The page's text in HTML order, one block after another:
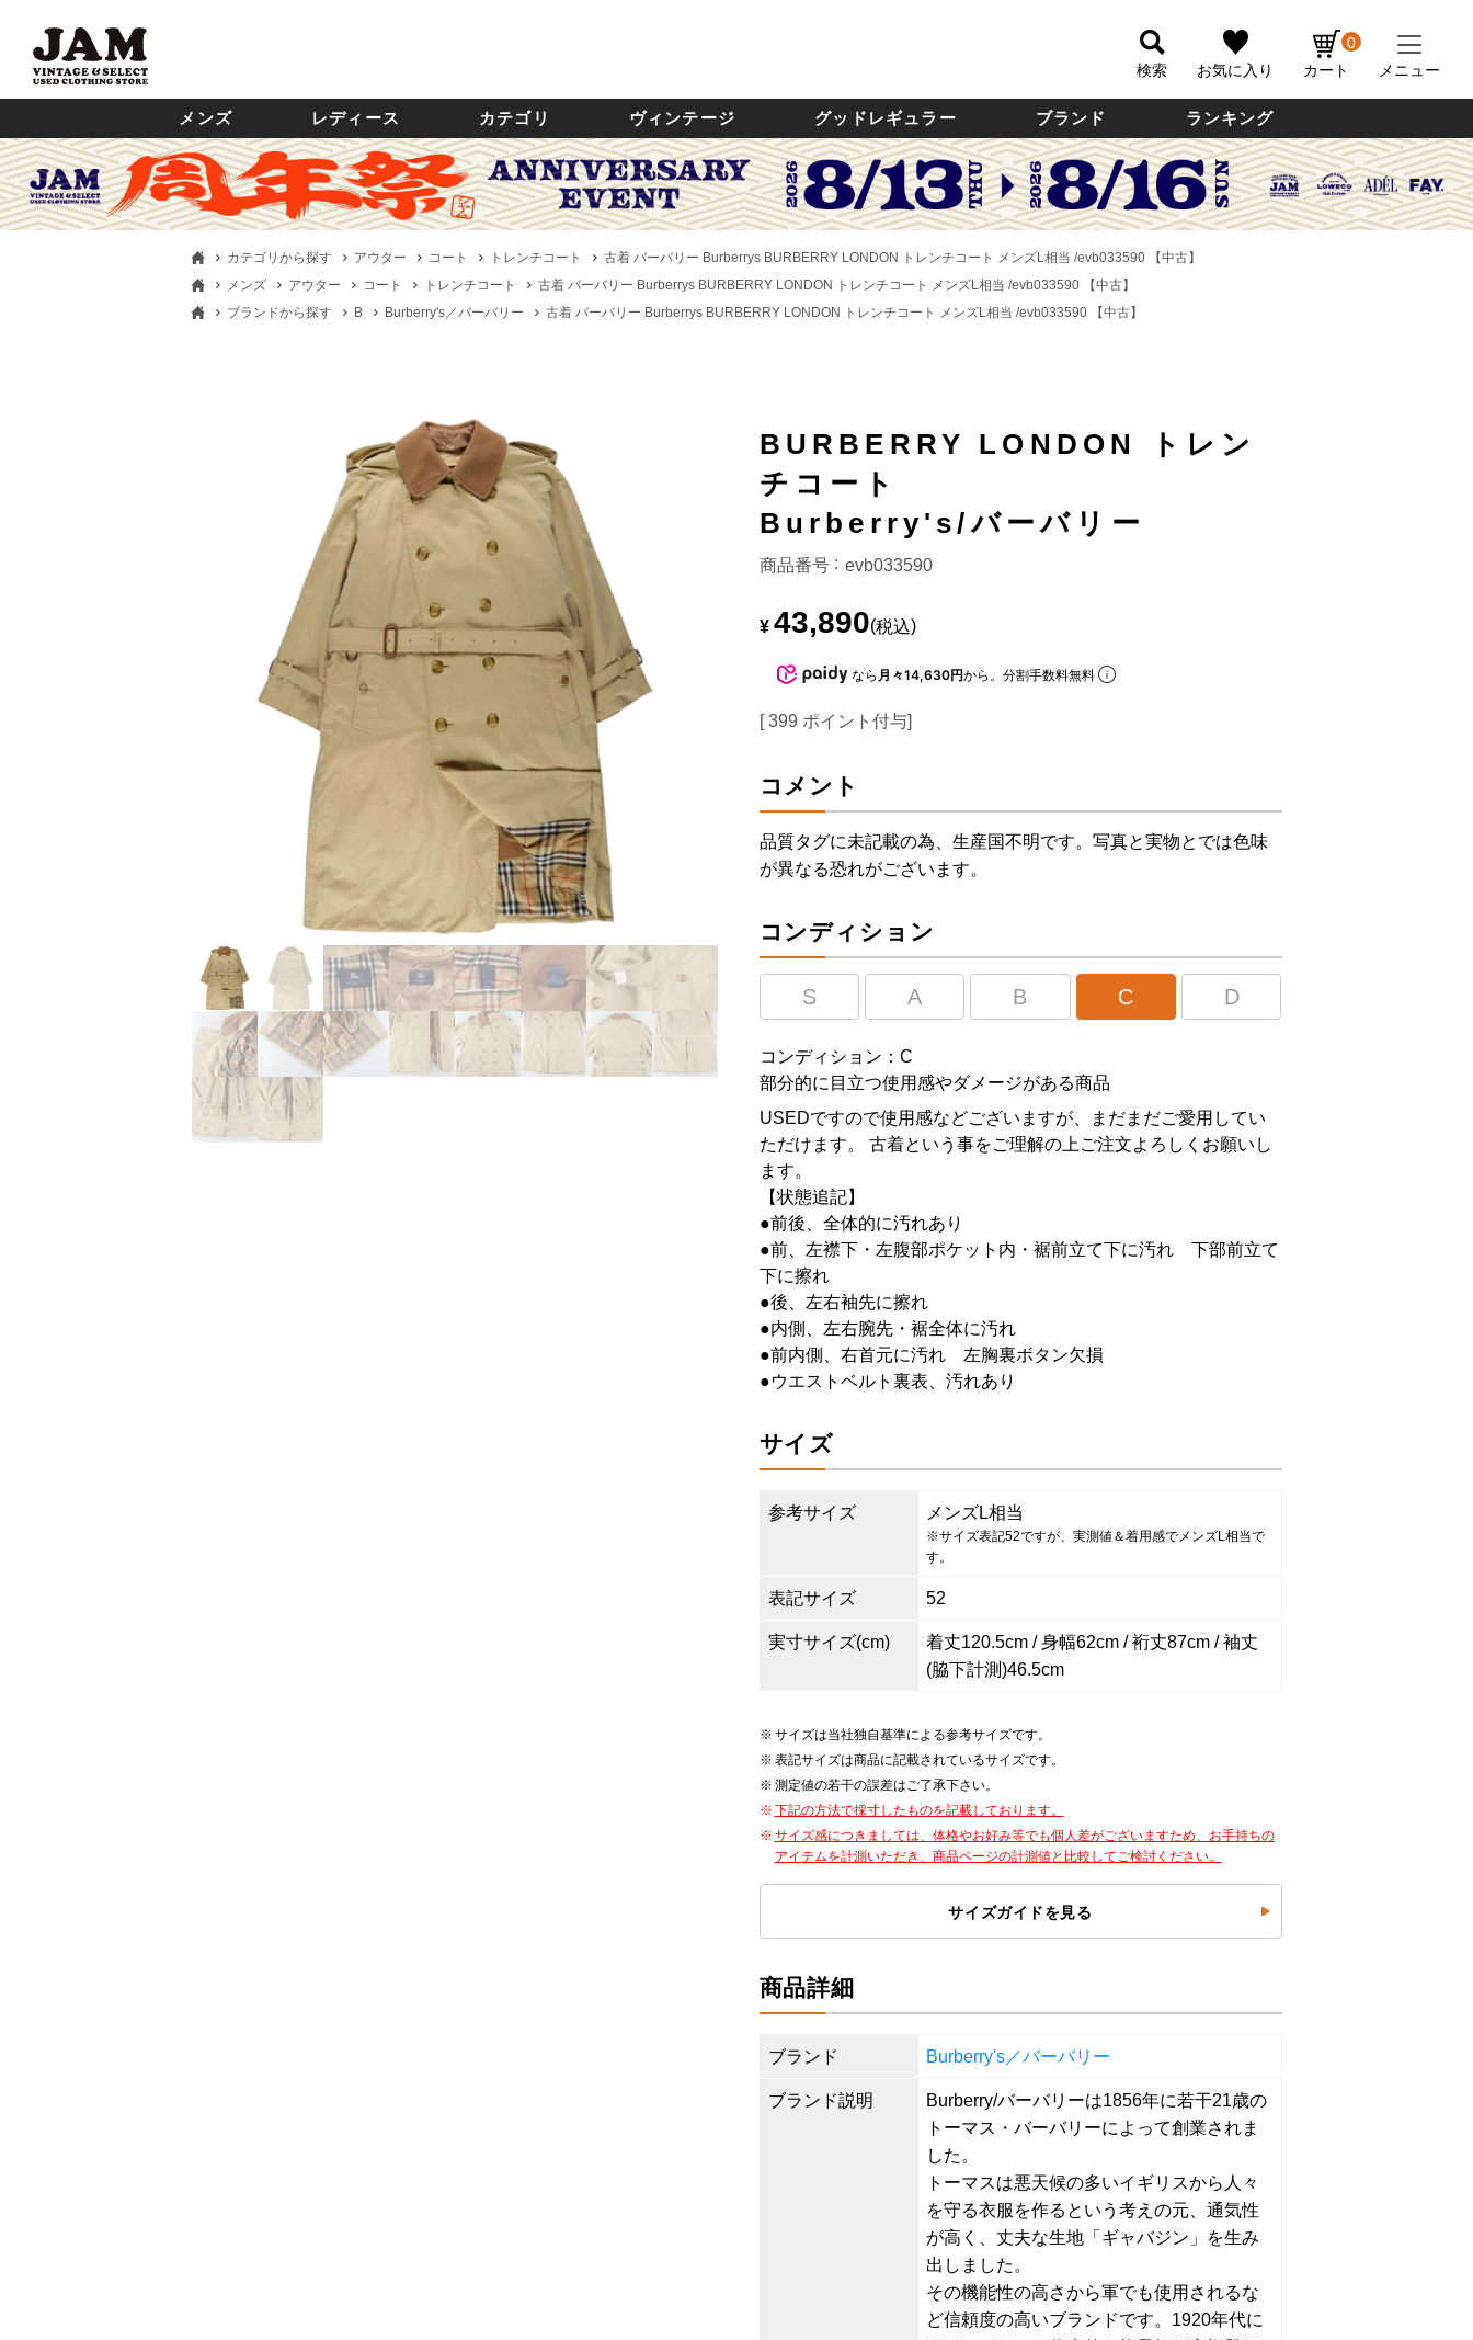
検索 お気に入り カート
0
メニュー
メンズ レディース カテゴリ ヴィンテージ グッドレギュラー ブランド ランキング
カテゴリから探す アウター コート トレンチコート
古着 バーバリー Burberrys BURBERRY LONDON トレンチコート メンズL相当 /evb033590 【中古】
メンズ
アウター コート トレンチコート
古着 バーバリー Burberrys BURBERRY LONDON トレンチコート メンズL相当 /evb033590 【中古】
ブランドから探す
B Burberry's／バーバリー 古着 バーバリー Burberrys BURBERRY LONDON トレンチコート メンズL相当 /evb033590 【中古】
BURBERRY LONDON トレン
チコート
Burberry's/バーバリー
商品番号 evb033590
¥ 43,890 税込
なら 月々14,630円から。分割手数料無料
[ 399 ポイント付与]
コメント
品質タグに未記載の為、生産国不明です。写真と実物とでは色味
が異なる恐れがございます。
コンディション
S A B C D
コンディション：C
部分的に目立つ使用感やダメージがある商品
USEDですので使用感などございますが、まだまだご愛用してい
ただけます。 古着という事をご理解の上ご注文よろしくお願いし
ます。
【状態追記】
●前後、全体的に汚れあり
●前、左襟下・左腹部ポケット内・裾前立て下に汚れ 下部前立て
下に擦れ
●後、左右袖先に擦れ
●内側、左右腕先・裾全体に汚れ
●前内側、右首元に汚れ 左胸裏ボタン欠損
●ウエストベルト裏表、汚れあり
サイズ
参考サイズ メンズL相当
※サイズ表記52ですが、実測値＆着用感でメンズL相当で
す。
表記サイズ 52
実寸サイズ(cm)
着丈120.5cm / 身幅62cm / 裄丈87cm / 袖丈
(脇下計測)46.5cm
サイズは当社独自基準による参考サイズです。
表記サイズは商品に記載されているサイズです。
測定値の若干の誤差はご了承下さい。
下記の方法で採寸したものを記載しております。
サイズ感につきましては、体格やお好み等でも個人差がございますため、お手持ちの
アイテムを計測いただき、商品ページの計測値と比較してご検討ください。
サイズガイドを見る
商品詳細
ブランド Burberry's／バーバリー
ブランド説明
Burberry/バーバリーは1856年に若干21歳の
トーマス・バーバリーによって創業されま
した。
トーマスは悪天候の多いイギリスから人々
を守る衣服を作るという考えの元、通気性
が高く、丈夫な生地「ギャバジン」を生み
出しました。
その機能性の高さから軍でも使用されるな
ど信頼度の高いブランドです。1920年代に